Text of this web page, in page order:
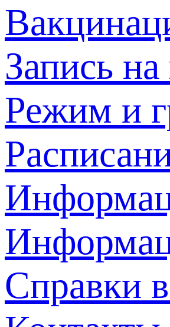
Запись
Режим и
Справки